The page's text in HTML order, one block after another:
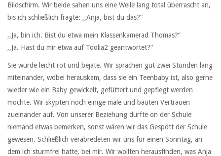
Bildschirm. Wir beide sahen uns eine Weile lang total überrascht an,
bis ich schließlich fragte: ,,Anja, bist du das?“
,,Ja, bin ich. Bist du etwa mein Klassenkamerad Thomas?“
,,Ja. Hast du mir etwa auf Toolia2 geantwortet?“
Sie wurde leicht rot und bejate. Wir sprachen gut zwei Stunden lang
miteinander, wobei herauskam, dass sie ein Teenbaby ist, also gerne
wieder wie ein Baby gewickelt, gefüttert und gepflegt werden
möchte. Wir skypten noch einige male und bauten Vertrauen
zueinander auf. Von unserer Beziehung durfte on der Schule
niemand etwas bemerken, sonst wären wir das Gespött der Schule
gewesen. Schließlich verabredeten wir uns für einen Sonntag, an
dem ich sturmfrei hatte, bei mir. Wir wollten herausfinden, was Anja